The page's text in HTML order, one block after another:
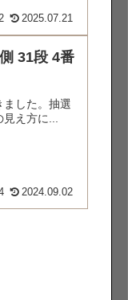
2025.07.21
31段 4番
ました。抽選
見え方に...
2024.09.02